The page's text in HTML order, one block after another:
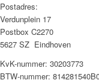
Postadres:
Verdunplein 17
Postbox C2270
5627 SZ Eindhoven
KvK-nummer: 30203773
BTW-nummer: